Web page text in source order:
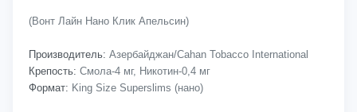
(Вонт Лайн Нано Клик Апельсин)
Производитель: Азербайджан/Cahan Tobacco International
Крепость: Смола-4 мг, Никотин-0,4 мг
Формат: King Size Superslims (нано)